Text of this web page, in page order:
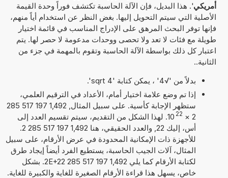
أمريكي'. هذا البديل، فإن الآلة الحاسبة تكتشف فوراً وحدة القيمة
الأصلية التي سيتم التحويل إليها. بغض النظر عن استخدام أياً منهم،
فإنها توفر البحث المرهق على الإدراج المناسب في قائمة اختيار
طويلة مع فئات لا تعد ولا تحصى ووحدات مدعومة لا حصر لها. يتم
اعتبار كل ذلك بواسطة الآلة الحاسبة وتقوم بالمهمة في جزء من
الثانية..
بدلاً من '√4' ، يمكن كتابة 'sqrt 4'.
إذا تم وضع علامة اختيار أمام، الأعداد في الترقيم العلمي،
ستظهر الإجابة كأسية. على سبيل المثال, 1,492 197 517 285
2
×
10 22
. لهذا الشكل من التقديم، سيتم تقسيم العدد إلى
أس، إليك 22, والعدد الحقيقي، هنا 1,492 197 517 285 2.
للأجهزة ذات الإمكانية المحدودة في عرض الأرقام، على سبيل
المثال، آلات الجيب الحاسبة، يستطيع الفرد أيضاً إيجاد طرق
لكتابة الأرقام كما يلي 1,492 197 517 285 2E+22. بشكل
خاص، يسهل هذا قراءة الأرقام الصغيرة للغاية والكبيرة للغاية.